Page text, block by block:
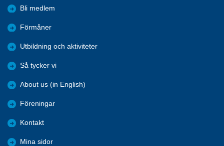
Bli medlem
Förmåner
Utbildning och aktiviteter
Så tycker vi
About us (in English)
Föreningar
Kontakt
Mina sidor